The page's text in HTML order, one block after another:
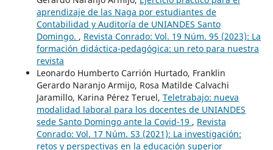
aprendizaje de las Naga por estudiantes de
Contabilidad y Auditoría de UNIANDES Santo
Domingo. , Revista Conrado: Vol. 19 Núm. 95 (2023): La
formación didáctica-pedagógica: un reto para nuestra
revista
Leonardo Humberto Carrión Hurtado, Franklin
Gerardo Naranjo Armijo, Rosa Matilde Calvachi
Jaramillo, Karina Pérez Teruel, Teletrabajo: nueva
modalidad laboral para los docentes de UNIANDES
sede Santo Domingo ante la Covid-19 , Revista
Conrado: Vol. 17 Núm. S3 (2021): La investigación:
retos y perspectivas en la educación superior